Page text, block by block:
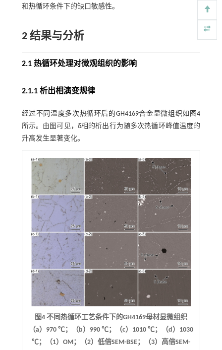
和热循环条件下的缺口敏感性。
2 结果与分析
2.1 热循环处理对微观组织的影响
2.1.1 析出相演变规律
经过不同温度多次热循环后的GH4169合金显微组织如 图4
所示。由图可见，δ相的析出行为随多次热循环峰值温度的
升高发生显著变化。
图4 不同热循环工艺条件下的GH4169母材显微组织
（a）970 ℃；（b）990 ℃；（c）1010 ℃；（d）1030
℃；（1）OM；（2）低倍SEM-BSE；（3）高倍SEM-